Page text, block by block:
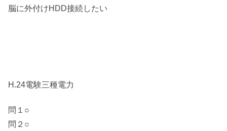
脳に外付けHDD接続したい
H.24電験三種電力
問１○
問２○